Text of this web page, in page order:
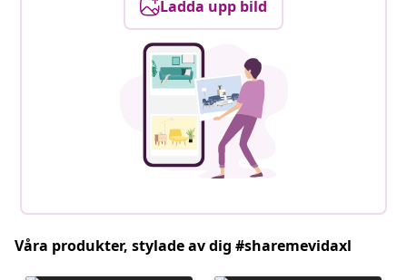
Ladda upp bild
Våra produkter, stylade av dig #sharemevidaxl